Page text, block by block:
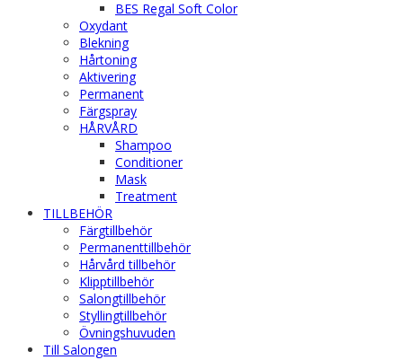
BES Regal Soft Color
Oxydant
Blekning
Hårtoning
Aktivering
Permanent
Färgspray
HÅRVÅRD
Shampoo
Conditioner
Mask
Treatment
TILLBEHÖR
Färgtillbehör
Permanenttillbehör
Hårvård tillbehör
Klipptillbehör
Salongtillbehör
Styllingtillbehör
Övningshuvuden
Till Salongen